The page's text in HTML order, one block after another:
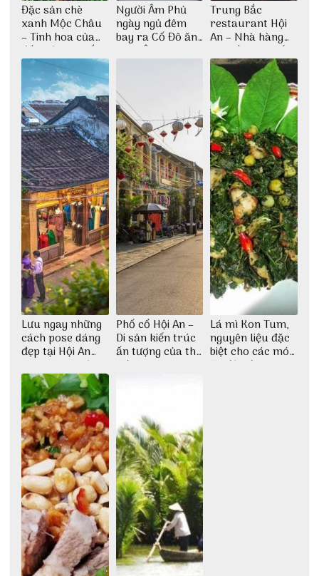
Đặc sản chè
xanh Mộc Châu
– Tinh hoa của
đất trời Tây Bắc
Người Âm Phủ
ngày ngủ đêm
bay ra Cố Đô ăn
Cơm Âm Phủ
Huế
Trung Bắc
restaurant Hội
An – Nhà hàng
cao lầu có thiết
kế vô cùng ấn
tượng giữa lòng
phố Hội
Lưu ngay những
cách pose dáng
đẹp tại Hội An
cho dân nghiện
sống ảo
Phố cổ Hội An –
Di sản kiến trúc
ấn tượng của thế
giới
Lá mì Kon Tum,
nguyên liệu đặc
biệt cho các món
ăn độc đáo